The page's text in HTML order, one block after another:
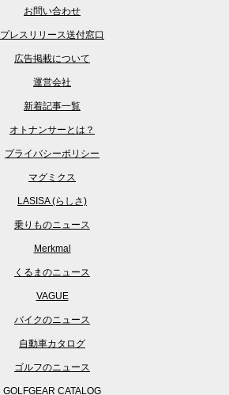
お問い合わせ
プレスリリース送付窓口
広告掲載について
運営会社
新着記事一覧
オトナンサーとは？
プライバシーポリシー
マグミクス
LASISA (らしさ)
乗りものニュース
Merkmal
くるまのニュース
VAGUE
バイクのニュース
自動車カタログ
ゴルフのニュース
GOLFGEAR CATALOG